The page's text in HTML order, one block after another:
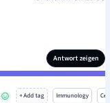
Antwort zeigen
+ Add tag Immunology